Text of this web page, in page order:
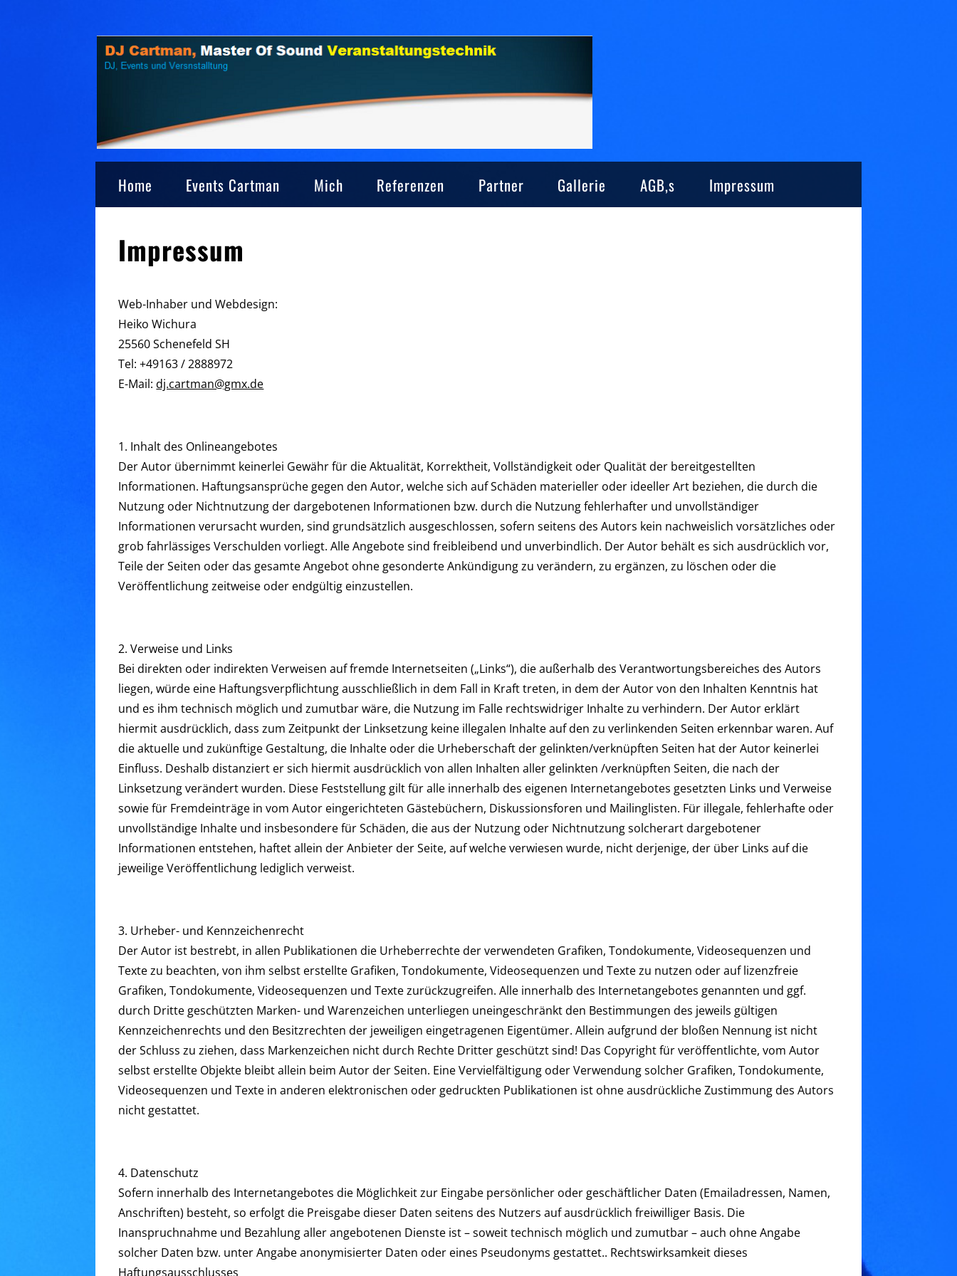
Skip
to
Home Events Cartman Mich Referenzen Partner Gallerie AGB,s Impressum
Impressum
Web-Inhaber und Webdesign:
Heiko Wichura
25560 Schenefeld SH
Tel: +49163 / 2888972
E-Mail:dj.cartman@gmx.de
1. Inhalt des Onlineangebotes
Der Autor übernimmt keinerlei Gewähr für die Aktualität, Korrektheit, Vollständigkeit oder Qualität der bereitgestellten
Informationen. Haftungsansprüche gegen den Autor, welche sich auf Schäden materieller oder ideeller Art beziehen, die durch die
Nutzung oder Nichtnutzung der dargebotenen Informationen bzw. durch die Nutzung fehlerhafter und unvollständiger
Informationen verursacht wurden, sind grundsätzlich ausgeschlossen, sofern seitens des Autors kein nachweislich vorsätzliches oder
grob fahrlässiges Verschulden vorliegt. Alle Angebote sind freibleibend und unverbindlich. Der Autor behält es sich ausdrücklich vor,
Teile der Seiten oder das gesamte Angebot ohne gesonderte Ankündigung zu verändern, zu ergänzen, zu löschen oder die
Veröffentlichung zeitweise oder endgültig einzustellen.
2. Verweise und Links
Bei direkten oder indirekten Verweisen auf fremde Internetseiten („Links“), die außerhalb des Verantwortungsbereiches des Autors
liegen, würde eine Haftungsverpflichtung ausschließlich in dem Fall in Kraft treten, in dem der Autor von den Inhalten Kenntnis hat
und es ihm technisch möglich und zumutbar wäre, die Nutzung im Falle rechtswidriger Inhalte zu verhindern. Der Autor erklärt
hiermit ausdrücklich, dass zum Zeitpunkt der Linksetzung keine illegalen Inhalte auf den zu verlinkenden Seiten erkennbar waren. Auf
die aktuelle und zukünftige Gestaltung, die Inhalte oder die Urheberschaft der gelinkten/verknüpften Seiten hat der Autor keinerlei
Einfluss. Deshalb distanziert er sich hiermit ausdrücklich von allen Inhalten aller gelinkten /verknüpften Seiten, die nach der
Linksetzung verändert wurden. Diese Feststellung gilt für alle innerhalb des eigenen Internetangebotes gesetzten Links und Verweise
sowie für Fremdeinträge in vom Autor eingerichteten Gästebüchern, Diskussionsforen und Mailinglisten. Für illegale, fehlerhafte oder
unvollständige Inhalte und insbesondere für Schäden, die aus der Nutzung oder Nichtnutzung solcherart dargebotener
Informationen entstehen, haftet allein der Anbieter der Seite, auf welche verwiesen wurde, nicht derjenige, der über Links auf die
jeweilige Veröffentlichung lediglich verweist.
3. Urheber- und Kennzeichenrecht
Der Autor ist bestrebt, in allen Publikationen die Urheberrechte der verwendeten Grafiken, Tondokumente, Videosequenzen und
Texte zu beachten, von ihm selbst erstellte Grafiken, Tondokumente, Videosequenzen und Texte zu nutzen oder auf lizenzfreie
Grafiken, Tondokumente, Videosequenzen und Texte zurückzugreifen. Alle innerhalb des Internetangebotes genannten und ggf.
durch Dritte geschützten Marken- und Warenzeichen unterliegen uneingeschränkt den Bestimmungen des jeweils gültigen
Kennzeichenrechts und den Besitzrechten der jeweiligen eingetragenen Eigentümer. Allein aufgrund der bloßen Nennung ist nicht
der Schluss zu ziehen, dass Markenzeichen nicht durch Rechte Dritter geschützt sind! Das Copyright für veröffentlichte, vom Autor
selbst erstellte Objekte bleibt allein beim Autor der Seiten. Eine Vervielfältigung oder Verwendung solcher Grafiken, Tondokumente,
Videosequenzen und Texte in anderen elektronischen oder gedruckten Publikationen ist ohne ausdrückliche Zustimmung des Autors
nicht gestattet.
4. Datenschutz
Sofern innerhalb des Internetangebotes die Möglichkeit zur Eingabe persönlicher oder geschäftlicher Daten (Emailadressen, Namen,
Anschriften) besteht, so erfolgt die Preisgabe dieser Daten seitens des Nutzers auf ausdrücklich freiwilliger Basis. Die
Inanspruchnahme und Bezahlung aller angebotenen Dienste ist – soweit technisch möglich und zumutbar – auch ohne Angabe
solcher Daten bzw. unter Angabe anonymisierter Daten oder eines Pseudonyms gestattet.. Rechtswirksamkeit dieses
Haftungsausschlusses